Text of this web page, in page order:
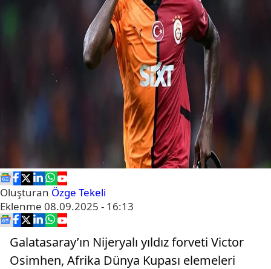
Oluşturan Özge Tekeli
Eklenme 08.09.2025 - 16:13
Galatasaray’ın Nijeryalı yıldız forveti Victor
Osimhen, Afrika Dünya Kupası elemeleri